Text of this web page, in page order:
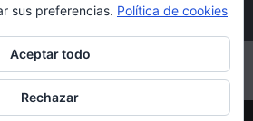
TwitterInstagramFacebookYouTube
sus preferencias. Política de cookies
Aceptar todo
Rechazar